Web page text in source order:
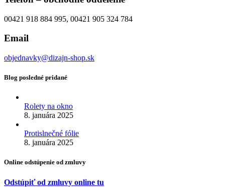
00421 918 884 995, 00421 905 324 784
Email
objednavky@dizajn-shop.sk
Blog posledné pridané
Rolety na okno
8. januára 2025
Protislnečné fólie
8. januára 2025
Online odstúpenie od zmluvy
Odstúpiť od zmluvy online tu